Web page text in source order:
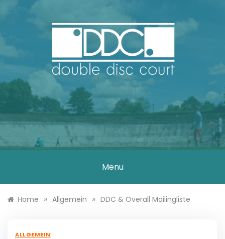
DOUBLE DISC
COURT
Menu
Home » Allgemein » DDC & Overall Mailingliste
ALLGEMEIN